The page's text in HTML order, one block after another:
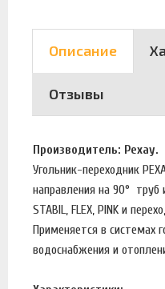
Описание
Отзывы
Производитель: Рехау.
Угольник-переходник
направления на 90° труб
STABIL, FLEX, PINK и
Применяется в системах
водоснабжения и